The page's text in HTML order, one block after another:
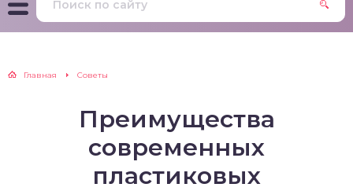
Главная Советы
Преимущества
современных
пластиковых